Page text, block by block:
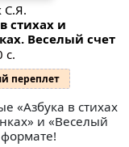
С.Я.
стихах и
Веселый счет
с.
переплет
«Азбука в стихах
и «Веселый